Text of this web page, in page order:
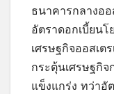
ธนาคารกลางออ
อัตราดอกเบี้ยน
เศรษฐกิจออสเต
กระตุ้นเศรษฐกิ
แข็งแกร่ง ทว่าอั